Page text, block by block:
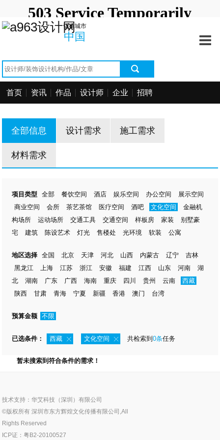
切换城市
中国
首页 资讯 作品 设计师 企业 招聘
全部信息 设计需求 施工需求
材料需求
项目类型 全部 餐饮空间 酒店 娱乐空间 办公空间
展示空间
商业空间
会所 茶艺茶馆 医疗空间 酒吧 文化空间
金融机
构场所
运动场所 交通工具 交通空间 样板房 家装
别墅豪
宅
建筑 陈设艺术 灯光 售楼处 光环境 软装 公寓
地区选择 全国 北京 天津 河北 山西 内蒙古 辽宁
吉林
黑龙江
上海 江苏 浙江 安徽 福建 江西 山东 河南
湖
北
湖南 广东 广西 海南 重庆 四川 贵州 云南
西藏
陕西
甘肃 青海 宁夏 新疆 香港 澳门 台湾
预算金额 不限
已选条件： 西藏 文化空间 共检索到0条任务
暂未搜索到符合条件的需求！
技术支持：华艾科技（深圳）有限公司
©版权所有 深圳市东方辉煌文化传播有限公司,All
Rights Reserved
ICP证：粤B2-20100527